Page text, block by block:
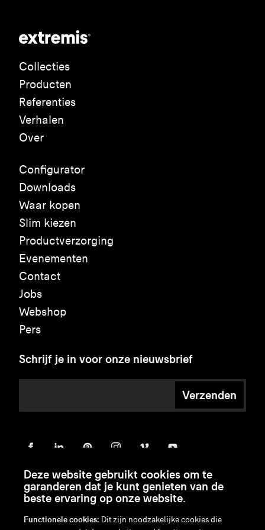
Collecties
Producten
Referenties
Verhalen
Over
Configurator
Downloads
Waar kopen
Slim kiezen
Productverzorging
Evenementen
Contact
Jobs
Webshop
Pers
Schrijf je in voor onze nieuwsbrief
Verzenden
Deze website gebruikt cookies om te
garanderen dat je kunt genieten van de
beste ervaring op onze website.
Functionele cookies: Dit zijn noodzakelijke cookies die